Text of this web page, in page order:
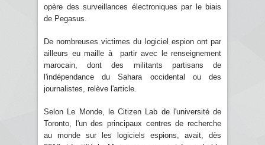
opère des surveillances électroniques par le biais
de Pegasus.
De nombreuses victimes du logiciel espion ont par
ailleurs eu maille à partir avec le renseignement
marocain, dont des militants partisans de
l'indépendance du Sahara occidental ou des
journalistes, relève l'article.
Selon Le Monde, le Citizen Lab de l'université de
Toronto, l'un des principaux centres de recherche
au monde sur les logiciels espions, avait, dès